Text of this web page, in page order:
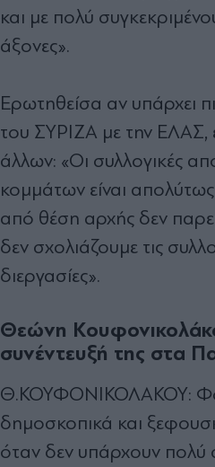
και με πολύ
άξονες».
Ερωτηθείσα αν υπάρχει
του ΣΥΡΙΖΑ με την ΕΛΑΣ,
άλλων: «Οι συλλογικές
κομμάτων είναι
από θέση αρχής δεν
δεν σχολιάζουμε τις
διεργασίες».
Θεώνη
συνέντευξή της στα
Θ.ΚΟΥΦΟΝΙΚΟΛΑΚΟΥ:
δημοσκοπικά και
όταν δεν υπάρχουν πολύ